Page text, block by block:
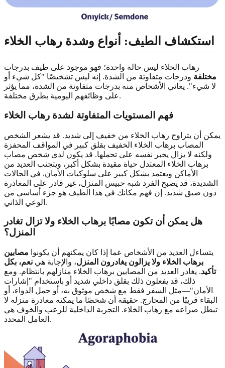
استكشاف الطيف: أنواع وشدة رهاب الخلاء
رهاب الخلاء ليس حالة واحدة؛ فهو موجود على طيف بدرجات
مختلفة ودرجات متفاوتة من الشدة. إنه ليس تشخيصًا "كل شيء أو
لا شيء". يعاني الأشخاص منه بدرجات متفاوتة من الشدة، مما يؤثر
على وظائفهم اليومية بطرق مختلفة.
فهم المستويات المتفاوتة لشدة رهاب الخلاء
يمكن أن يتراوح رهاب الخلاء من خفيف إلى شديد. قد يشعر الشخص
المصاب برهاب الخلاء الخفيف بقلق كبير في المواقف المحفزة
ولكنه لا يزال يجبر نفسه على تحملها. قد يكون لدى شخص مصاب
برهاب الخلاء المعتدل حياة مقيدة بشكل أكبر، ويتجنب العديد من
الأماكن ويعتمد بشكل كبير على سلوكيات الأمان. في الحالات
الشديدة، قد يصبح الفرد شبه حبيس المنزل، غير قادر على المغادرة
دون ضيق شديد. إن فهم مكانك في هذا الطيف هو جزء أساسي من
الوعي الذاتي.
هل يمكن أن تكون مصابًا برهاب الخلاء ولا تزال تغادر
المنزل؟
يتساءل العديد من الأشخاص عما إذا كان يمكنهم أن يكونوا مصابين
برهاب الخلاء ولا يزالون يغادرون المنزل، والإجابة هي نعم، بكل
تأكيد. يغادر العديد من المصابين برهاب الخلاء منازلهم بانتظام. ومع
ذلك، قد يفعلون ذلك بقلق داخلي شديد أو باستخدام "إشارات
الأمان"—مثل السفر فقط مع شخص موثوق به، أو حمل الدواء، أو
البقاء قريبًا من المخارج. حقيقة أن شخصًا ما يمكنه مغادرة منزله لا
تبطل صراعه مع رهاب الخلاء. التجربة الداخلية للرعب والخوف هي
العامل المحدد.